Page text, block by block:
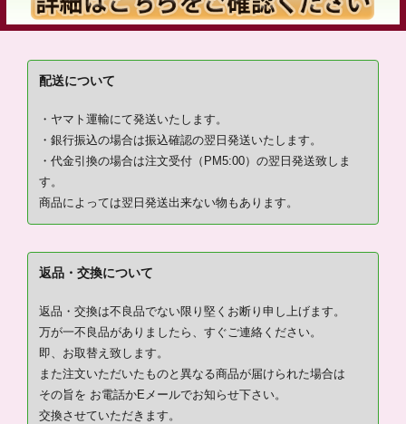
配送について
・ヤマト運輸にて発送いたします。
・銀行振込の場合は振込確認の翌日発送いたします。
・代金引換の場合は注文受付（PM5:00）の翌日発送致しま
す。
商品によっては翌日発送出来ない物もあります。
返品・交換について
返品・交換は不良品でない限り堅くお断り申し上げます。
万が一不良品がありましたら、すぐご連絡ください。
即、お取替え致します。
また注文いただいたものと異なる商品が届けられた場合は
その旨を お電話かEメールでお知らせ下さい。
交換させていただきます。